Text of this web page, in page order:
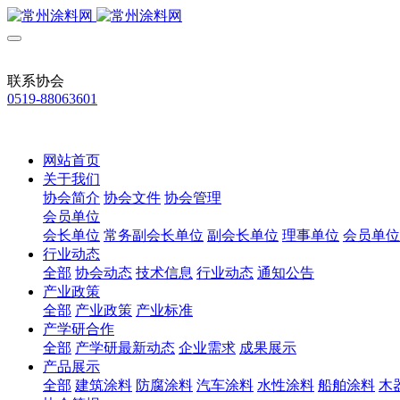
联系协会
0519-88063601
网站首页
关于我们
协会简介 协会文件 协会管理
会员单位
会长单位 常务副会长单位 副会长单位 理事单位 会员单位
行业动态
全部 协会动态 技术信息 行业动态 通知公告
产业政策
全部 产业政策 产业标准
产学研合作
全部 产学研最新动态 企业需求 成果展示
产品展示
全部 建筑涂料 防腐涂料 汽车涂料 水性涂料 船舶涂料 木